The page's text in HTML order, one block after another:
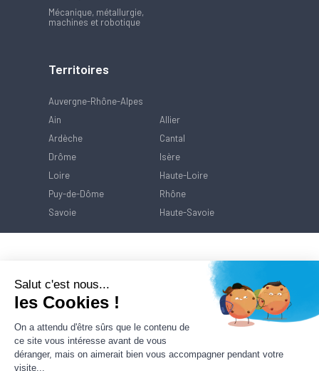
Mécanique, métallurgie,
machines et robotique
Territoires
Auvergne-Rhône-Alpes
Ain
Allier
Ardèche
Cantal
Drôme
Isère
Loire
Haute-Loire
Puy-de-Dôme
Rhône
Savoie
Haute-Savoie
Salut c'est nous...
les Cookies !
On a attendu d'être sûrs que le contenu de
ce site vous intéresse avant de vous
déranger, mais on aimerait bien vous accompagner pendant votre
visite...